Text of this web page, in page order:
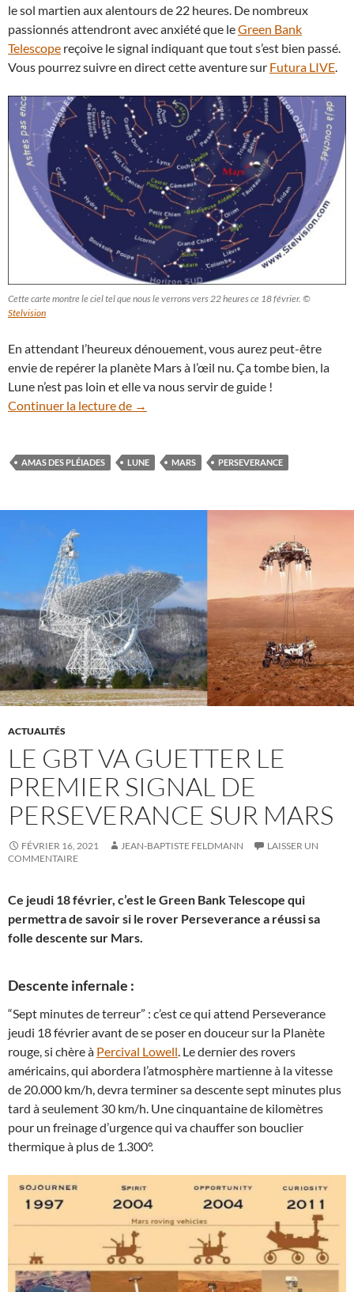
le sol martien aux alentours de 22 heures. De nombreux
passionnés attendront avec anxiété que leGreen Bank
Telescope reçoive le signal indiquant que tout s’est bien passé.
Vous pourrez suivre en direct cette aventure sur Futura LIVE.
Cette carte montre le ciel tel que nous le verrons vers 22 heures ce 18 février. ©
Stelvision
En attendant l’heureux dénouement, vous aurez peut-être
envie de repérer la planète Mars à l’œil nu. Ça tombe bien, la
Lune n’est pas loin et elle va nous servir de guide !
Continuer la lecture de Arrivée de Perseverance : où se trouve
→
AMAS DES PLÉIADES LUNE MARS PERSEVERANCE
ACTUALITÉS
LE GBT VA GUETTER LE
PREMIER SIGNAL DE
PERSEVERANCE SUR MARS
FÉVRIER 16, 2021 JEAN-BAPTISTE FELDMANN
LAISSER UN
COMMENTAIRE
Ce jeudi 18 février, c’est le Green Bank Telescope qui
permettra de savoir si le rover Perseverance a réussi sa
folle descente sur Mars.
Descente infernale :
“Sept minutes de terreur” : c’est ce qui attend Perseverance
jeudi 18 février avant de se poser en douceur sur la Planète
rouge, si chère à Percival Lowell. Le dernier des rovers
américains, qui abordera l’atmosphère martienne à la vitesse
de 20.000 km/h, devra terminer sa descente sept minutes plus
tard à seulement 30 km/h. Une cinquantaine de kilomètres
pour un freinage d’urgence qui va chauffer son bouclier
thermique à plus de 1.300°.